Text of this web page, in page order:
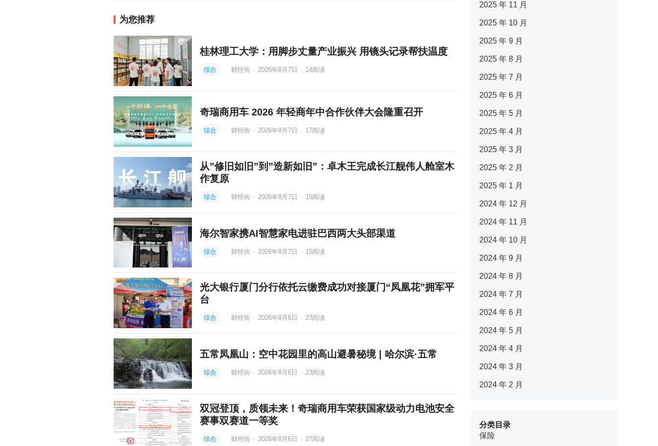
为您推荐
桂林理工大学：用脚步丈量产业振兴 用镜头记录帮扶温度
综合 财经街 · 2026年8月7日 · 14阅读
奇瑞商用车 2026 年轻商年中合作伙伴大会隆重召开
综合 财经街 · 2026年8月7日 · 17阅读
从”修旧如旧”到”造新如旧”：卓木王完成长江舰伟人舱室木
作复原
综合 财经街 · 2026年8月7日 · 15阅读
海尔智家携AI智慧家电进驻巴西两大头部渠道
综合 财经街 · 2026年8月7日 · 15阅读
光大银行厦门分行依托云缴费成功对接厦门“凤凰花”拥军平
台
综合 财经街 · 2026年8月6日 · 23阅读
五常凤凰山：空中花园里的高山避暑秘境 | 哈尔滨·五常
综合 财经街 · 2026年8月6日 · 23阅读
双冠登顶，质领未来！奇瑞商用车荣获国家级动力电池安全
赛事双赛道一等奖
综合 财经街 · 2026年8月6日 · 27阅读
2025 年 11 月
2025 年 10 月
2025 年 9 月
2025 年 8 月
2025 年 7 月
2025 年 6 月
2025 年 5 月
2025 年 4 月
2025 年 3 月
2025 年 2 月
2025 年 1 月
2024 年 12 月
2024 年 11 月
2024 年 10 月
2024 年 9 月
2024 年 8 月
2024 年 7 月
2024 年 6 月
2024 年 5 月
2024 年 4 月
2024 年 3 月
2024 年 2 月
分类目录
保险